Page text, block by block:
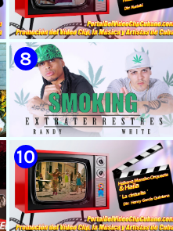
🟡 Grupo Compay Segundo ||
¨Con La Magia de Compay¨ ||
Música popular tradicional
cubana || Videoclip || CUBA
🟡 Ruly MC || ¨Hablan por
hablar¨ || Realizador: Kuriaki ||
Videoclip || Música Urbana
Cubana || RAP || CUBA
🟡 Randy & White -
Extraterrestres - ¨Smoking¨ -